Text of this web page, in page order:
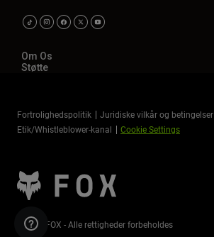
Om Os
Støtte
Fortrolighedspolitik
Juridiske vilkår og betingelser
Etik/Whistleblower-kanal
Cookie Settings
©2026 FOX - Alle rettigheder forbeholdes